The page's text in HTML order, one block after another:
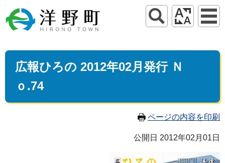
広報ひろの 2012年02月発行 Ｎ
ｏ.74
ページの内容を印刷
公開日 2012年02月01日